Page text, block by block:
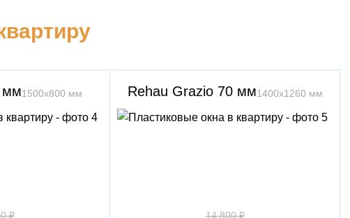
мм1500х800 мм
₽
Rehau Grazio 70 мм1400х1260 мм
14 800 ₽